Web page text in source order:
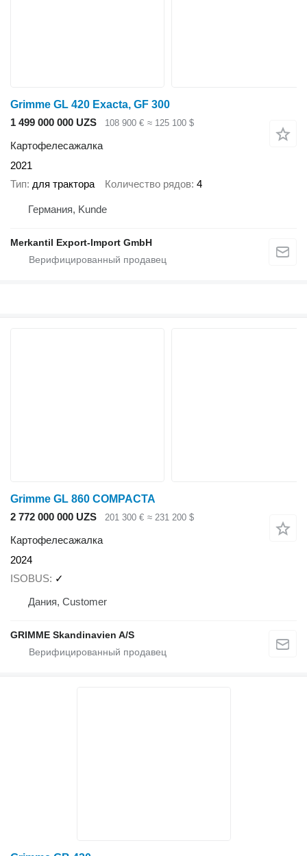
Grimme GL 420 Exacta, GF 300
1 499 000 000 UZS
108 900 € ≈ 125 100 $
Картофелесажалка
2021
Тип для трактора Количество рядов 4
Германия, Kunde
Merkantil Export-Import GmbH
Grimme GL 860 COMPACTA
2 772 000 000 UZS
201 300 € ≈ 231 200 $
Картофелесажалка
2024
ISOBUS ✓
Дания, Customer
GRIMME Skandinavien A/S